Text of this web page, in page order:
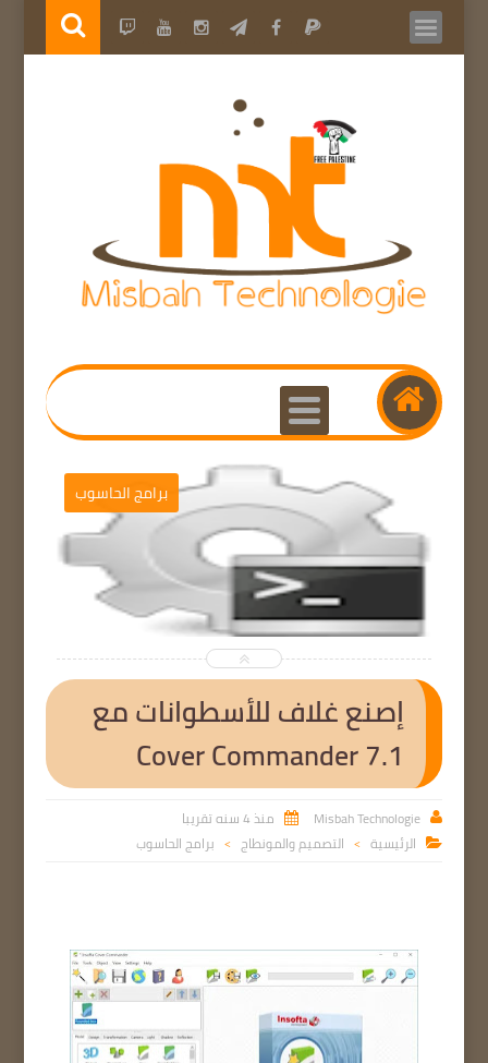
برامج الحاسوب
إصنع غلاف للأسطوانات مع
Cover Commander 7.1

Misbah Technologie
 منذ 4 سنه تقريبا
 الرئيسية > التصميم والمونطاج > برامج الحاسوب